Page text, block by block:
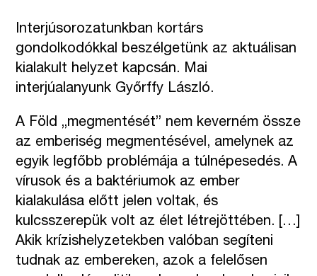
Interjúsorozatunkban kortárs
gondolkodókkal beszélgetünk az aktuálisan
kialakult helyzet kapcsán. Mai
interjúalanyunk Győrffy László.
A Föld „megmentését” nem keverném össze
az emberiség megmentésével, amelynek az
egyik legfőbb problémája a túlnépesedés. A
vírusok és a baktériumok az ember
kialakulása előtt jelen voltak, és
kulcsszerepük volt az élet létrejöttében. […]
Akik krízishelyzetekben valóban segíteni
tudnak az embereken, azok a felelősen